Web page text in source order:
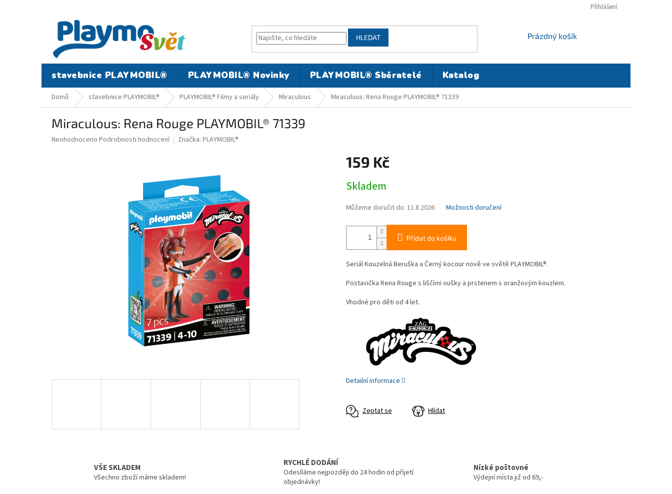
Přihlášení
HLEDAT
NÁKUPNÍ
Prázdný košík
stavebnice PLAYMOBIL® PLAYMOBIL® Novinky PLAYMOBIL® Sběratelé Katalog
Domů stavebnice PLAYMOBIL® PLAYMOBIL® Filmy a seriály Miraculous Miraculous: Rena Rouge PLAYMOBIL® 71339
Miraculous: Rena Rouge PLAYMOBIL® 71339
Průměrné
Neohodnoceno Podrobnosti hodnocení Značka: PLAYMOBIL®
159 Kč
cena:
Skladem
Můžeme doručit do: 11.8.2026 Možnosti doručení
Přidat do košíku
Seriál Kouzelná Beruška a Černý kocour nově ve světě PLAYMOBIL®.
Postavička Rena Rouge s liščími oušky a prstenem s oranžovým kouzlem.
Vhodné pro děti od 4 let.
Detailní informace
Zeptat se Hlídat
VŠE SKLADEM
Všechno zboží máme skladem!
RYCHLÉ DODÁNÍ
Odesíláme nejpozději do 24 hodin od přijetí
objednávky!
Nízké poštovné
Výdejní místa již od 69,-